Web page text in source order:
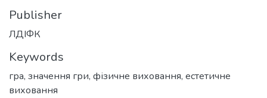
Publisher
ЛДІФК
Keywords
гра, значення гри, фізичне виховання, естетичне
виховання